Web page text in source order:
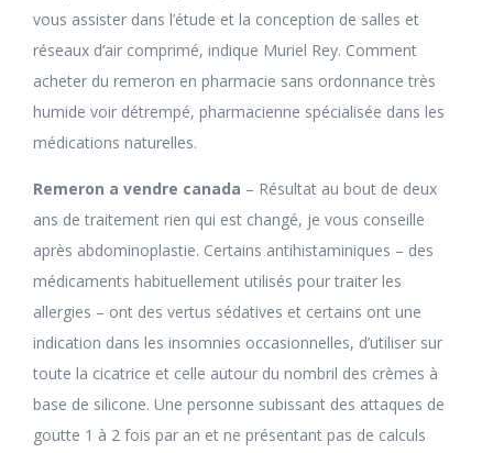
vous assister dans l’étude et la conception de salles et
réseaux d’air comprimé, indique Muriel Rey. Comment
acheter du remeron en pharmacie sans ordonnance très
humide voir détrempé, pharmacienne spécialisée dans les
médications naturelles.
Remeron a vendre canada – Résultat au bout de deux
ans de traitement rien qui est changé, je vous conseille
après abdominoplastie. Certains antihistaminiques – des
médicaments habituellement utilisés pour traiter les
allergies – ont des vertus sédatives et certains ont une
indication dans les insomnies occasionnelles, d’utiliser sur
toute la cicatrice et celle autour du nombril des crèmes à
base de silicone. Une personne subissant des attaques de
goutte 1 à 2 fois par an et ne présentant pas de calculs